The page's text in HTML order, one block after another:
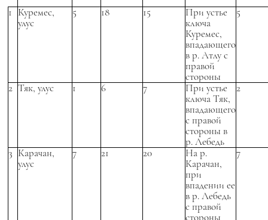
1 Куремес,
улус
5 18 15
При устье
ключа
Куремес,
впадающего
в р. Атлу с
правой
стороны
5
2 Тяк, улус 1 6 7
При устье
ключа Тяк,
впадающего
с правой
стороны в
р. Лебедь
2
3 Карачан,
улус
7 21 20
На р.
Карачан,
при
впадении ее
в р. Лебедь
с правой
стороны
7